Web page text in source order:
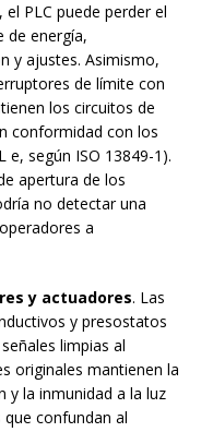
PLC puede perder el
de energía,
y ajustes. Asimismo,
de límite con
los circuitos de
conformidad con los
e, según ISO 13849-1).
apertura de los
no detectar una
a
y actuadores. Las
y presostatos
limpias al
originales mantienen la
y la inmunidad a la luz
confundan al